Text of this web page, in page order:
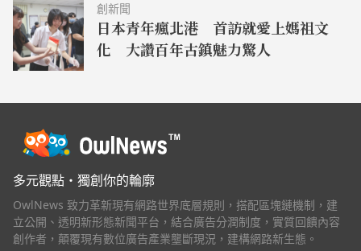
創新聞
日本青年瘋北港 首訪就愛上媽祖文
化 大讚百年古鎮魅力驚人
多元觀點・獨創你的輪廓
OwlNews 致力革新現有網路世界底層規則，搭配區塊鏈機制，建
立公開、透明新形態新聞平台，結合廣告分潤制度，實質回饋內容
創作者，顛覆現有數位廣告產業壟斷現況，建構網路新生態。